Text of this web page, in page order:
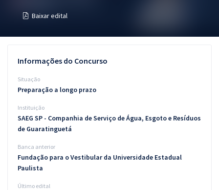
Mentorias
Conteúdo gratuito
Blog
Atendimento
Baixar edital
Informações do Concurso
Situação
Preparação a longo prazo
Instituição
SAEG SP - Companhia de Serviço de Água, Esgoto e Resíduos
de Guaratinguetá
Banca anterior
Fundação para o Vestibular da Universidade Estadual
Paulista
Último edital